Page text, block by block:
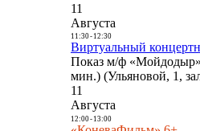
11
Августа
11:30- 12:30
Виртуальный
Показ м/ф
мин.) (Ульяновой, 1,
11
Августа
12:00- 13:00